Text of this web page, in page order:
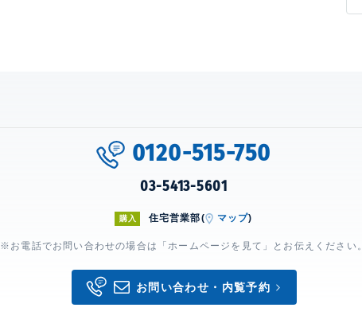
0120-515-750
03-5413-5601
購入 住宅営業部( マップ)
※お電話でお問い合わせの場合は「ホームページを見て」とお伝えください
お問い合わせ・内覧予約